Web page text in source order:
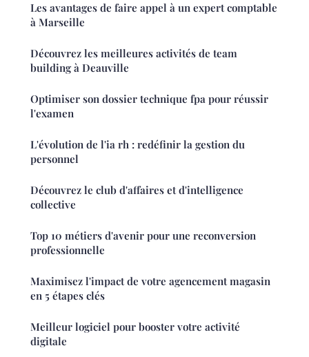
Les avantages de faire appel à un expert comptable
à Marseille
Découvrez les meilleures activités de team
building à Deauville
Optimiser son dossier technique fpa pour réussir
l'examen
L'évolution de l'ia rh : redéfinir la gestion du
personnel
Découvrez le club d'affaires et d'intelligence
collective
Top 10 métiers d'avenir pour une reconversion
professionnelle
Maximisez l'impact de votre agencement magasin
en 5 étapes clés
Meilleur logiciel pour booster votre activité
digitale